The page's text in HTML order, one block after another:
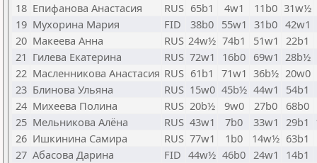
18 Епифанова Анастасия RUS 65b1 4w1 11b0 31w½
19 Мухорина Мария FID 38b0 55w1 31b0 42w1
20 Макеева Анна RUS 24w½ 74b1 51w1 22b1
21 Гилева Екатерина RUS 72w1 16b0 69w1 28b½
22 Масленникова Анастасия RUS 61b1 71w1 36b½ 20w0
23 Блинова Ульяна RUS 15w0 45b½ 44w1 54b1
24 Михеева Полина RUS 20b½ 9w0 27b0 68b0
25 Мельникова Алёна RUS 43w1 7b0 33w1 29b1
26 Ишкинина Самира RUS 77w1 1b0 14w½ 63b1
27 Абасова Дарина FID 44w½ 46b0 24w1 14b1